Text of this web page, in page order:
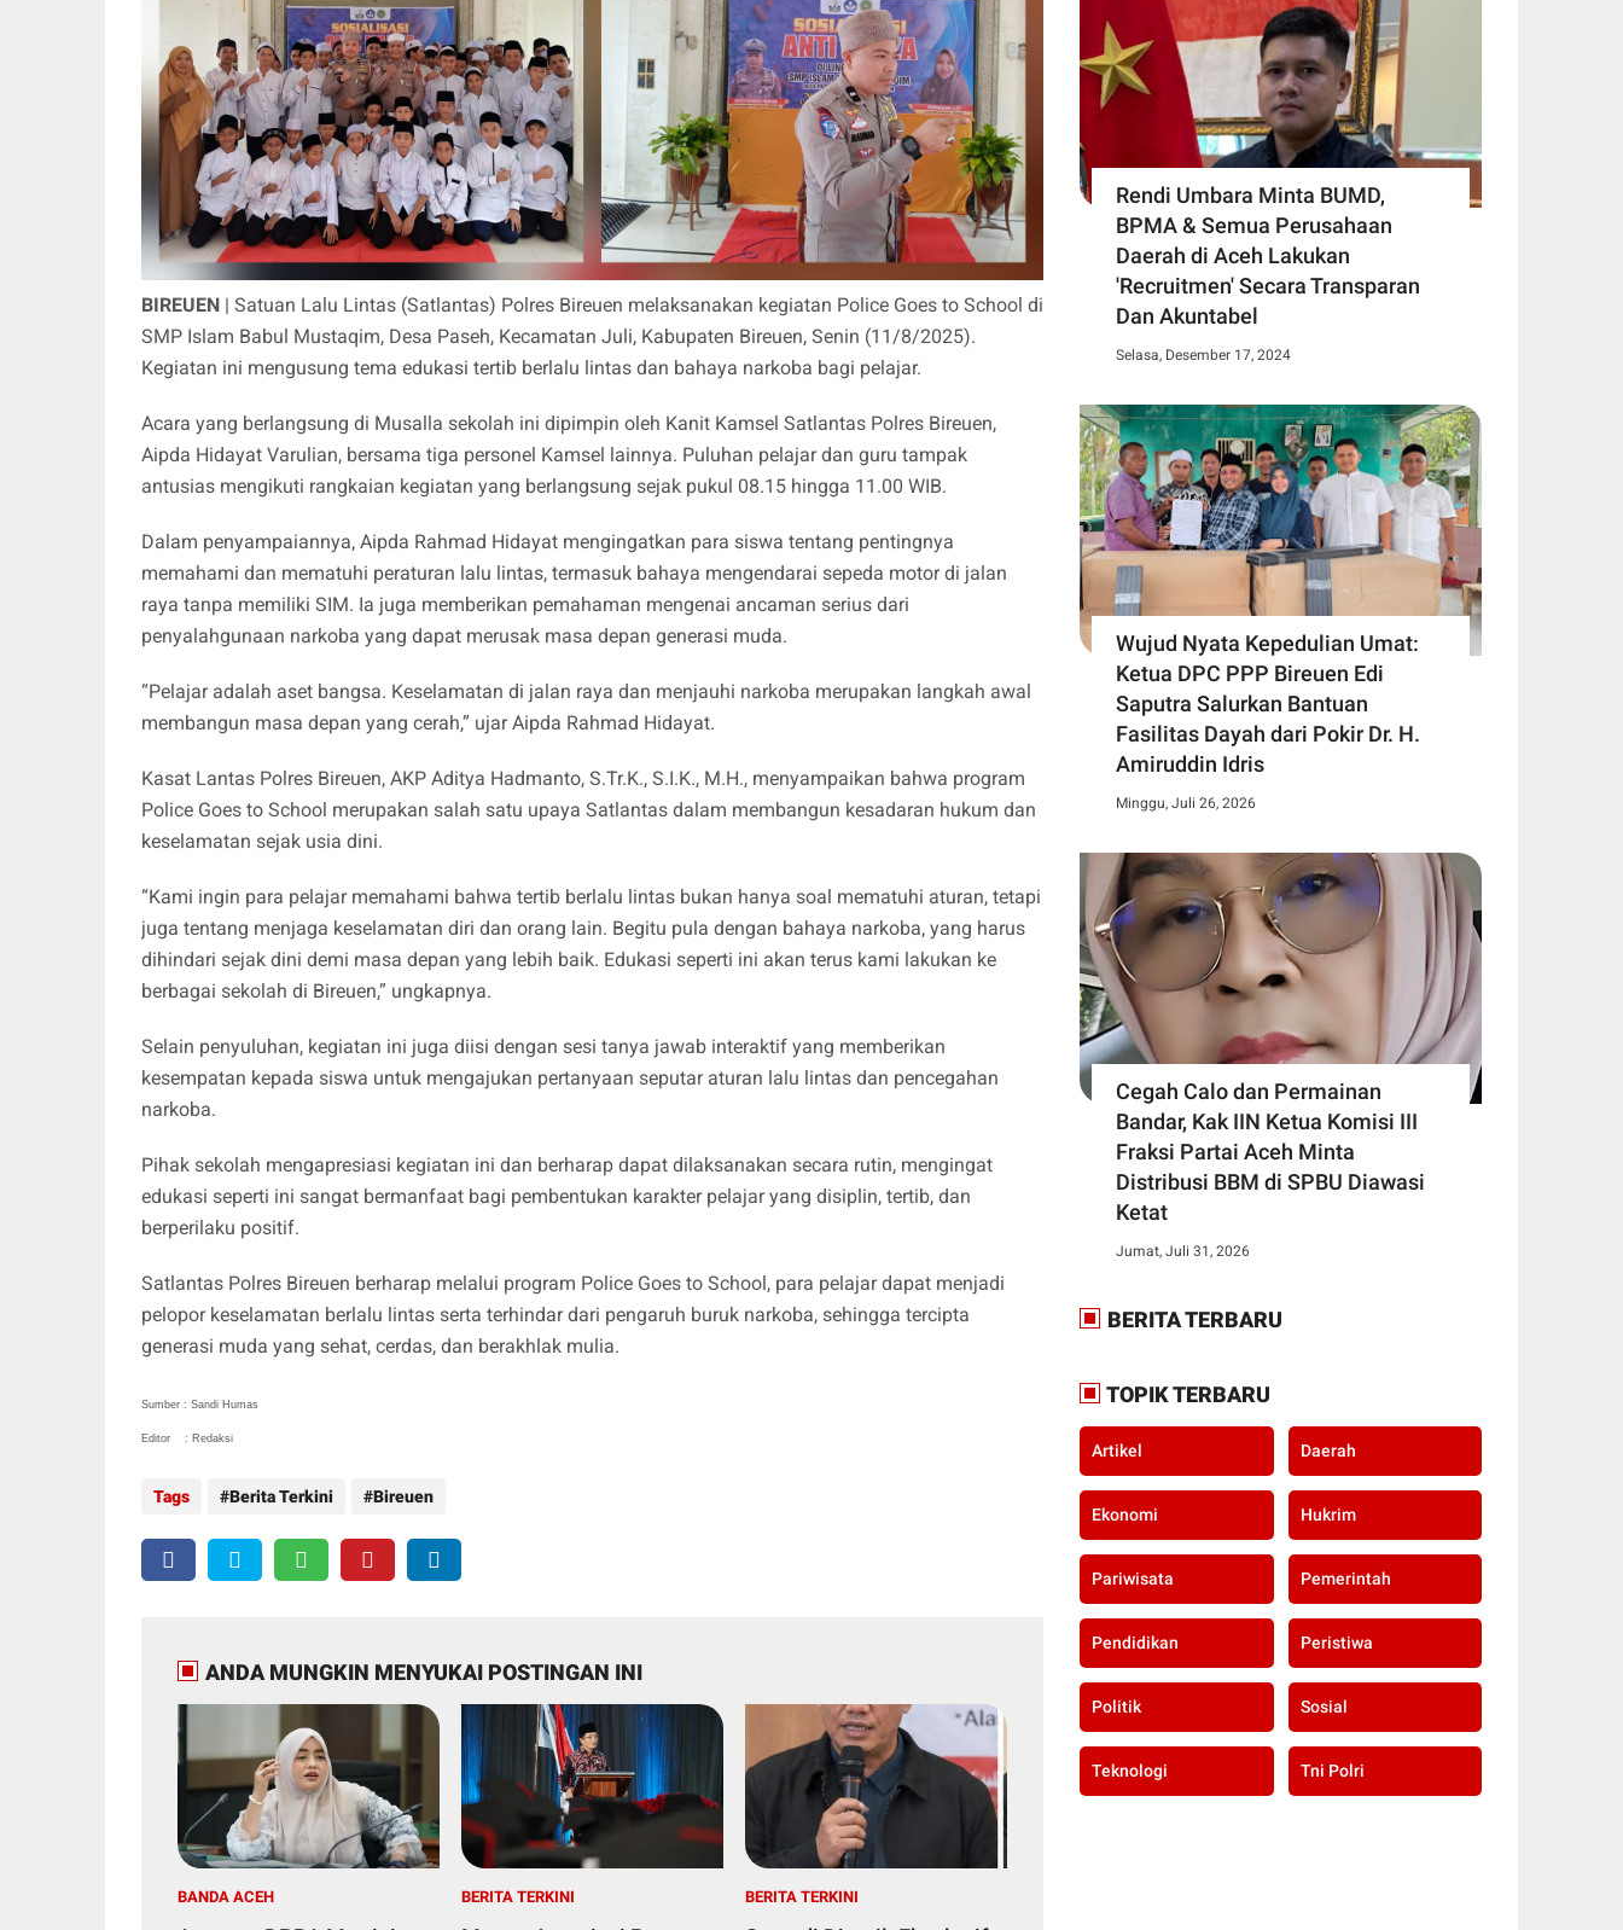
BIREUEN | Satuan Lalu Lintas (Satlantas) Polres Bireuen melaksanakan kegiatan Police Goes to School di
SMP Islam Babul Mustaqim, Desa Paseh, Kecamatan Juli, Kabupaten Bireuen, Senin (11/8/2025).
Kegiatan ini mengusung tema edukasi tertib berlalu lintas dan bahaya narkoba bagi pelajar.
Acara yang berlangsung di Musalla sekolah ini dipimpin oleh Kanit Kamsel Satlantas Polres Bireuen,
Aipda Hidayat Varulian, bersama tiga personel Kamsel lainnya. Puluhan pelajar dan guru tampak
antusias mengikuti rangkaian kegiatan yang berlangsung sejak pukul 08.15 hingga 11.00 WIB.
Dalam penyampaiannya, Aipda Rahmad Hidayat mengingatkan para siswa tentang pentingnya
memahami dan mematuhi peraturan lalu lintas, termasuk bahaya mengendarai sepeda motor di jalan
raya tanpa memiliki SIM. Ia juga memberikan pemahaman mengenai ancaman serius dari
penyalahgunaan narkoba yang dapat merusak masa depan generasi muda.
“Pelajar adalah aset bangsa. Keselamatan di jalan raya dan menjauhi narkoba merupakan langkah awal
membangun masa depan yang cerah,” ujar Aipda Rahmad Hidayat.
Kasat Lantas Polres Bireuen, AKP Aditya Hadmanto, S.Tr.K., S.I.K., M.H., menyampaikan bahwa program
Police Goes to School merupakan salah satu upaya Satlantas dalam membangun kesadaran hukum dan
keselamatan sejak usia dini.
“Kami ingin para pelajar memahami bahwa tertib berlalu lintas bukan hanya soal mematuhi aturan, tetapi
juga tentang menjaga keselamatan diri dan orang lain. Begitu pula dengan bahaya narkoba, yang harus
dihindari sejak dini demi masa depan yang lebih baik. Edukasi seperti ini akan terus kami lakukan ke
berbagai sekolah di Bireuen,” ungkapnya.
Selain penyuluhan, kegiatan ini juga diisi dengan sesi tanya jawab interaktif yang memberikan
kesempatan kepada siswa untuk mengajukan pertanyaan seputar aturan lalu lintas dan pencegahan
narkoba.
Pihak sekolah mengapresiasi kegiatan ini dan berharap dapat dilaksanakan secara rutin, mengingat
edukasi seperti ini sangat bermanfaat bagi pembentukan karakter pelajar yang disiplin, tertib, dan
berperilaku positif.
Satlantas Polres Bireuen berharap melalui program Police Goes to School, para pelajar dapat menjadi
pelopor keselamatan berlalu lintas serta terhindar dari pengaruh buruk narkoba, sehingga tercipta
generasi muda yang sehat, cerdas, dan berakhlak mulia.
Sumber : Sandi Humas
Editor : Redaksi
Tags Berita Terkini Bireuen
ANDA MUNGKIN MENYUKAI POSTINGAN INI
BANDA ACEH BERITA TERKINI BERITA TERKINI
Rendi Umbara Minta BUMD,
BPMA & Semua Perusahaan
Daerah di Aceh Lakukan
'Recruitmen' Secara Transparan
Dan Akuntabel
Selasa, Desember 17, 2024
Wujud Nyata Kepedulian Umat:
Ketua DPC PPP Bireuen Edi
Saputra Salurkan Bantuan
Fasilitas Dayah dari Pokir Dr. H.
Amiruddin Idris
Minggu, Juli 26, 2026
Cegah Calo dan Permainan
Bandar, Kak IIN Ketua Komisi III
Fraksi Partai Aceh Minta
Distribusi BBM di SPBU Diawasi
Ketat
Jumat, Juli 31, 2026
BERITA TERBARU
TOPIK TERBARU
Artikel Daerah
Ekonomi Hukrim
Pariwisata Pemerintah
Pendidikan Peristiwa
Politik Sosial
Teknologi Tni Polri